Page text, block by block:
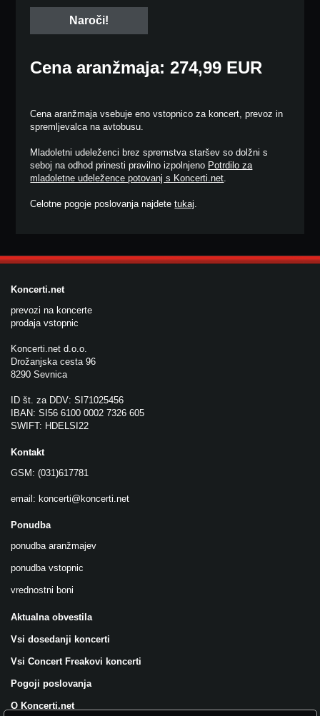
Cena aranžmaja: 274,99 EUR
Cena aranžmaja vsebuje eno vstopnico za koncert, prevoz in
spremljevalca na avtobusu.
Mladoletni udeleženci brez spremstva staršev so dolžni s
seboj na odhod prinesti pravilno izpolnjeno Potrdilo za
mladoletne udeležence potovanj s Koncerti.net.
Celotne pogoje poslovanja najdetetukaj.
Koncerti.net
prevozi na koncerte
prodaja vstopnic
Koncerti.net d.o.o.
Drožanjska cesta 96
8290 Sevnica
ID št. za DDV: SI71025456
IBAN: SI56 6100 0002 7326 605
SWIFT: HDELSI22
Kontakt
GSM: (031)617781
email: koncerti@koncerti.net
Ponudba
ponudba aranžmajev
ponudba vstopnic
vrednostni boni
Aktualna obvestila
Vsi dosedanji koncerti
Vsi Concert Freakovi koncerti
Pogoji poslovanja
O Koncerti.net